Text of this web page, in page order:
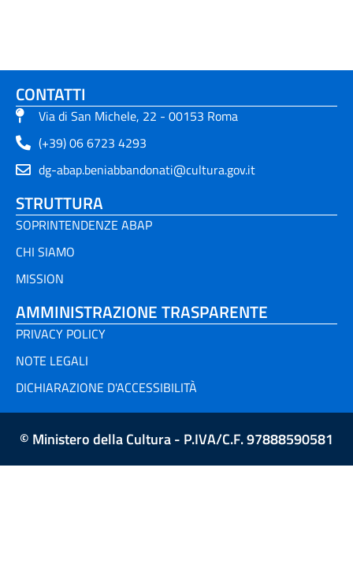
CONTATTI
Via di San Michele, 22 - 00153 Roma
(+39) 06 6723 4293
dg-abap.beniabbandonati@cultura.gov.it
STRUTTURA
SOPRINTENDENZE ABAP
CHI SIAMO
MISSION
AMMINISTRAZIONE TRASPARENTE
PRIVACY POLICY
NOTE LEGALI
DICHIARAZIONE D'ACCESSIBILITÀ
© Ministero della Cultura - P.IVA/C.F. 97888590581